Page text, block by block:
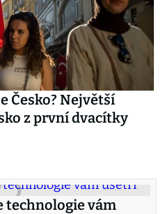
Česko? Největší
z první dvacítky
technologie vám